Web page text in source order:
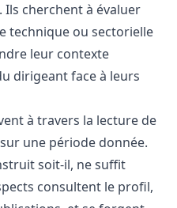
cherchent à évaluer
technique ou sectorielle
leur contexte
dirigeant face à leurs
à travers la lecture de
une période donnée.
soit-il, ne suffit
consultent le profil,